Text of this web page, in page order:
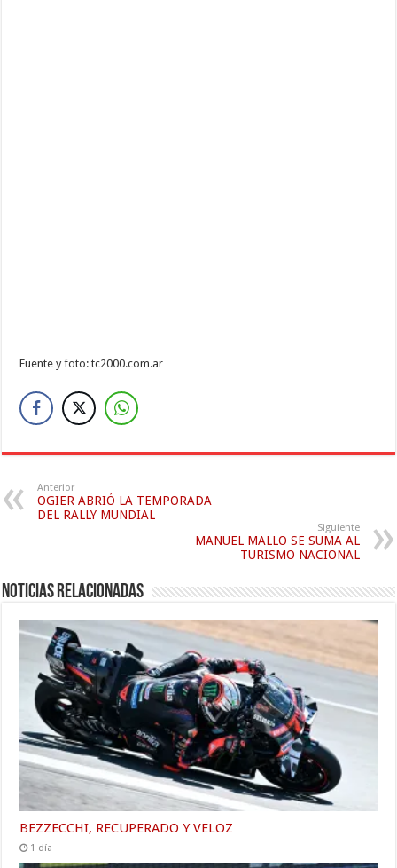
Fuente y foto: tc2000.com.ar
Anterior
OGIER ABRIÓ LA TEMPORADA
DEL RALLY MUNDIAL
Siguiente
MANUEL MALLO SE SUMA AL
TURISMO NACIONAL
Noticias relacionadas
BEZZECCHI, RECUPERADO Y VELOZ
1 día